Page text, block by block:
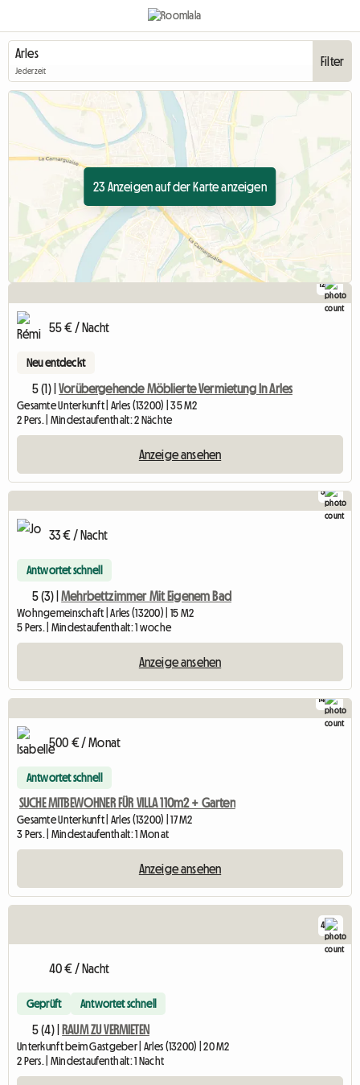
Jederzeit
Filter
23 Anzeigen auf der Karte anzeigen
12
55 € / Nacht
Neu entdeckt
5 (1) | Vorübergehende Möblierte Vermietung In Arles
Gesamte Unterkunft | Arles (13200) | 35 M2
2 Pers. | Mindestaufenthalt: 2 Nächte
Anzeige ansehen
5
33 € / Nacht
Antwortet schnell
5 (3) | Mehrbettzimmer Mit Eigenem Bad
Wohngemeinschaft | Arles (13200) | 15 M2
5 Pers. | Mindestaufenthalt: 1 woche
Anzeige ansehen
14
500 € / Monat
Antwortet schnell
SUCHE MITBEWOHNER FÜR VILLA 110m2 + Garten
Gesamte Unterkunft | Arles (13200) | 17 M2
3 Pers. | Mindestaufenthalt: 1 Monat
Anzeige ansehen
4
40 € / Nacht
Geprüft Antwortet schnell
5 (4) | RAUM ZU VERMIETEN
Unterkunft beim Gastgeber | Arles (13200) | 20 M2
2 Pers. | Mindestaufenthalt: 1 Nacht